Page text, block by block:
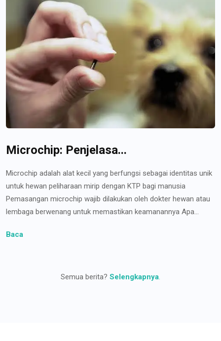
Microchip: Penjelasa...
Microchip adalah alat kecil yang berfungsi sebagai identitas unik
untuk hewan peliharaan mirip dengan KTP bagi manusia
Pemasangan microchip wajib dilakukan oleh dokter hewan atau
lembaga berwenang untuk memastikan keamanannya Apa...
Baca
Semua berita? Selengkapnya